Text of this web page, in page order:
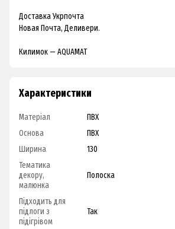
Доставка Укрпочта
Новая Почта, Деливери.
Килимок — AQUAMAT
Характеристики
Матеріал
ПВХ
Основа
ПВХ
Ширина
130
Тематика
декору,
малюнка
Полоска
Підходить для
підлоги з
підігрівом
Так